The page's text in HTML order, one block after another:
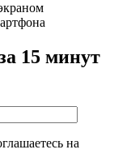
15 минут
на